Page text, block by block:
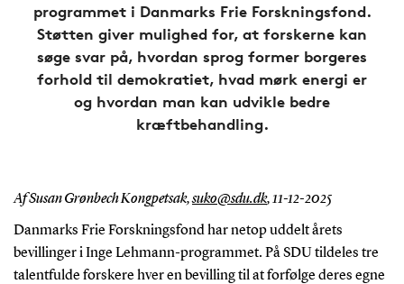
programmet i Danmarks Frie Forskningsfond.
Støtten giver mulighed for, at forskerne kan
søge svar på, hvordan sprog former borgeres
forhold til demokratiet, hvad mørk energi er
og hvordan man kan udvikle bedre
kræftbehandling.
Af Susan Grønbech Kongpetsak,suko@sdu.dk,11-12-2025
Danmarks Frie Forskningsfond har netop uddelt årets
bevillinger i Inge Lehmann-programmet. På SDU tildeles tre
talentfulde forskere hver en bevilling til at forfølge deres egne